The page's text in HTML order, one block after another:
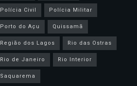
Polícia Civil
Polícia Militar
Porto do Açu
Quissamã
Região dos Lagos
Rio das Ostras
Rio de Janeiro
Rio Interior
Saquarema